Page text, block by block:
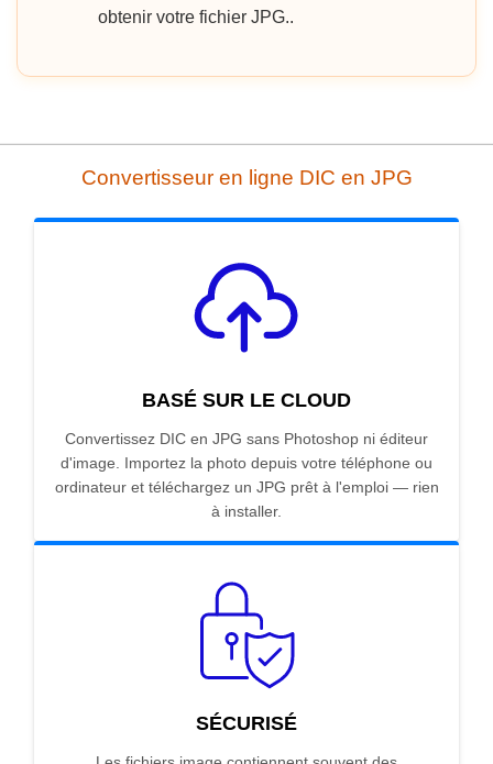
obtenir votre fichier JPG..
Convertisseur en ligne DIC en JPG
BASÉ SUR LE CLOUD
Convertissez DIC en JPG sans Photoshop ni éditeur
d'image. Importez la photo depuis votre téléphone ou
ordinateur et téléchargez un JPG prêt à l'emploi — rien
à installer.
SÉCURISÉ